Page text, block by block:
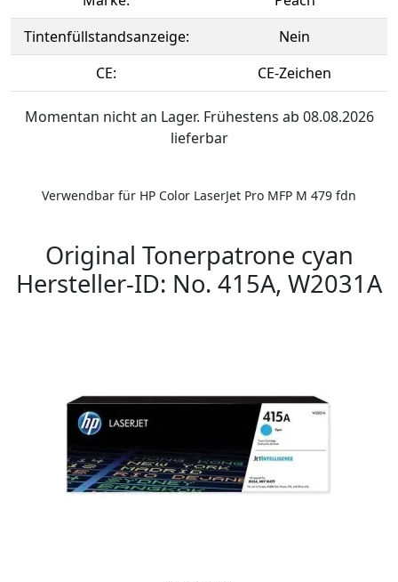
Tintenfüllstandsanzeige:
Nein
CE:
CE-Zeichen
Momentan nicht an Lager. Frühestens ab 08.08.2026
lieferbar
Verwendbar für HP Color LaserJet Pro MFP M 479 fdn
Original Tonerpatrone cyan
Hersteller-ID: No. 415A, W2031A